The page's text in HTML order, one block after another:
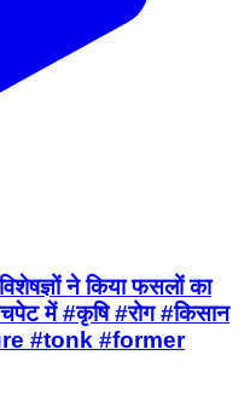
ने किया फसलों का
में #कृषि #रोग #किसान
#tonk #former